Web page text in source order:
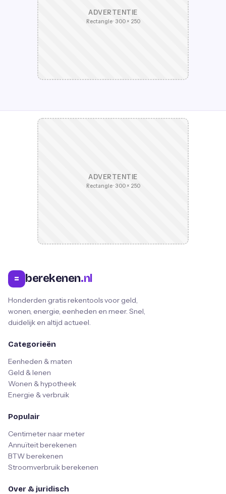
ADVERTENTIE
Rectangle · 300 × 250
ADVERTENTIE
Rectangle · 300 × 250
= berekenen.nl
Honderden gratis rekentools voor geld,
wonen, energie, eenheden en meer. Snel,
duidelijk en altijd actueel.
Categorieën
Eenheden & maten
Geld & lenen
Wonen & hypotheek
Energie & verbruik
Populair
Centimeter naar meter
Annuïteit berekenen
BTW berekenen
Stroomverbruik berekenen
Over & juridisch